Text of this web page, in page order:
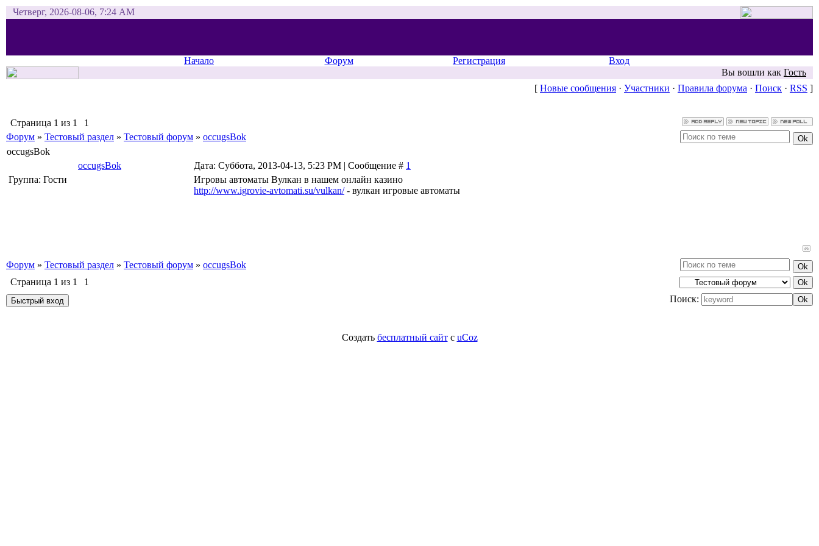
Четверг, 2026-08-06, 7:24 AM
Начало Форум Регистрация
Вход
Вы вошли как Гость
[ Новые сообщения · Участники · Правила форума · Поиск · RSS ]
Страница 1 из 1
1
Форум » Тестовый раздел » Тестовый форум » occugsBok
occugsBok
occugsBok
Дата: Суббота, 2013-04-13, 5:23 PM | Сообщение # 1
Группа: Гости
Игровы автоматы Вулкан в нашем онлайн казино
http://www.igrovie-avtomati.su/vulkan/- вулкан игровые автоматы
Форум » Тестовый раздел » Тестовый форум » occugsBok
Страница 1 из 1
1
Поиск:
Создать бесплатный сайтс uCoz